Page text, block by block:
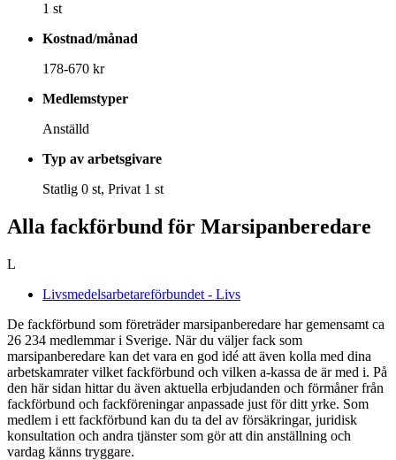
1 st
Kostnad/månad
178-670 kr
Medlemstyper
Anställd
Typ av arbetsgivare
Statlig 0 st, Privat 1 st
Alla fackförbund för Marsipanberedare
L
Livsmedelsarbetareförbundet - Livs
De fackförbund som företräder marsipanberedare har gemensamt ca
26 234 medlemmar i Sverige. När du väljer fack som
marsipanberedare kan det vara en god idé att även kolla med dina
arbetskamrater vilket fackförbund och vilken a-kassa de är med i. På
den här sidan hittar du även aktuella erbjudanden och förmåner från
fackförbund och fackföreningar anpassade just för ditt yrke. Som
medlem i ett fackförbund kan du ta del av försäkringar, juridisk
konsultation och andra tjänster som gör att din anställning och
vardag känns tryggare.